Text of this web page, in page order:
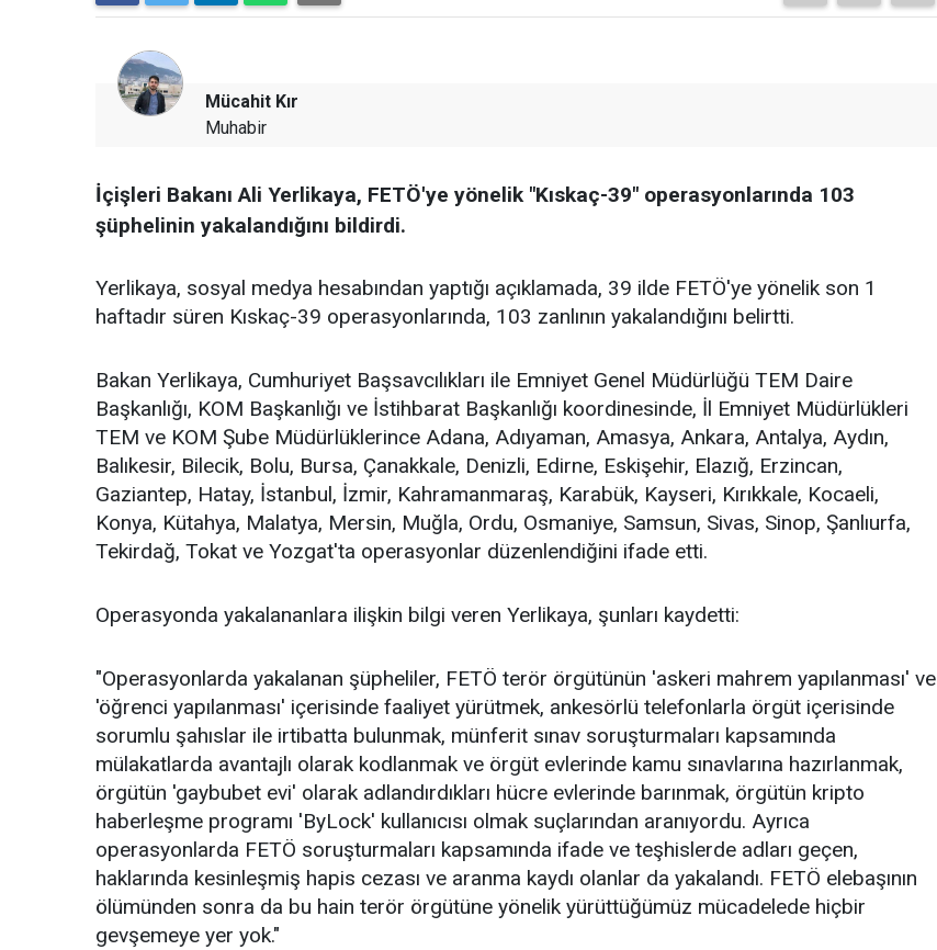
Mücahit Kır
Muhabir
İçişleri Bakanı Ali Yerlikaya, FETÖ'ye yönelik "Kıskaç-39" operasyonlarında 103
şüphelinin yakalandığını bildirdi.
Yerlikaya, sosyal medya hesabından yaptığı açıklamada, 39 ilde FETÖ'ye yönelik son 1
haftadır süren Kıskaç-39 operasyonlarında, 103 zanlının yakalandığını belirtti.
Bakan Yerlikaya, Cumhuriyet Başsavcılıkları ile Emniyet Genel Müdürlüğü TEM Daire
Başkanlığı, KOM Başkanlığı ve İstihbarat Başkanlığı koordinesinde, İl Emniyet Müdürlükleri
TEM ve KOM Şube Müdürlüklerince Adana, Adıyaman, Amasya, Ankara, Antalya, Aydın,
Balıkesir, Bilecik, Bolu, Bursa, Çanakkale, Denizli, Edirne, Eskişehir, Elazığ, Erzincan,
Gaziantep, Hatay, İstanbul, İzmir, Kahramanmaraş, Karabük, Kayseri, Kırıkkale, Kocaeli,
Konya, Kütahya, Malatya, Mersin, Muğla, Ordu, Osmaniye, Samsun, Sivas, Sinop, Şanlıurfa,
Tekirdağ, Tokat ve Yozgat'ta operasyonlar düzenlendiğini ifade etti.
Operasyonda yakalananlara ilişkin bilgi veren Yerlikaya, şunları kaydetti:
"Operasyonlarda yakalanan şüpheliler, FETÖ terör örgütünün 'askeri mahrem yapılanması' ve
'öğrenci yapılanması' içerisinde faaliyet yürütmek, ankesörlü telefonlarla örgüt içerisinde
sorumlu şahıslar ile irtibatta bulunmak, münferit sınav soruşturmaları kapsamında
mülakatlarda avantajlı olarak kodlanmak ve örgüt evlerinde kamu sınavlarına hazırlanmak,
örgütün 'gaybubet evi' olarak adlandırdıkları hücre evlerinde barınmak, örgütün kripto
haberleşme programı 'ByLock' kullanıcısı olmak suçlarından aranıyordu. Ayrıca
operasyonlarda FETÖ soruşturmaları kapsamında ifade ve teşhislerde adları geçen,
haklarında kesinleşmiş hapis cezası ve aranma kaydı olanlar da yakalandı. FETÖ elebaşının
ölümünden sonra da bu hain terör örgütüne yönelik yürüttüğümüz mücadelede hiçbir
gevşemeye yer yok."